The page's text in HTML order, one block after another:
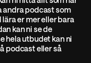
andra podcast som
er mer eller bara
kan ni se de
hela utbudet kan ni
podcast eller så